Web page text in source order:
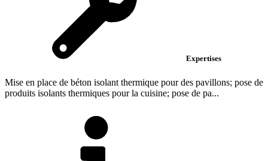
Expertises
Mise en place de béton isolant thermique pour des pavillons; pose de
produits isolants thermiques pour la cuisine; pose de pa...